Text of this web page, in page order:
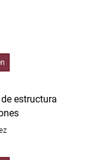
estructura